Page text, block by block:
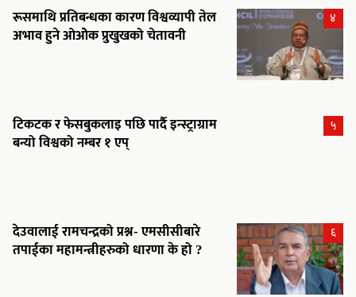
रूसमाथि प्रतिबन्धका कारण विश्वव्यापी तेल
अभाव हुने ओओेक प्रुखुखको चेतावनी
४
टिकटक र फेसबुकलाइ पछि पार्दै इन्स्ट्राग्राम
बन्यो विश्वको नम्बर १ एप्
५
देउवालाई रामचन्द्रको प्रश्न- एमसीसीबारे
तपाईका महामन्त्रीहरुको धारणा के हो ?
६